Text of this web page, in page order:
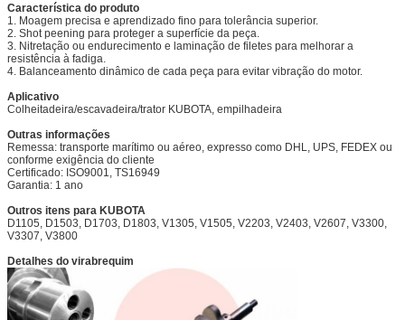
Característica do produto
1. Moagem precisa e aprendizado fino para tolerância superior.
2. Shot peening para proteger a superfície da peça.
3. Nitretação ou endurecimento e laminação de filetes para melhorar a
resistência à fadiga.
4. Balanceamento dinâmico de cada peça para evitar vibração do motor.
Aplicativo
Colheitadeira/escavadeira/trator KUBOTA, empilhadeira
Outras informações
Remessa: transporte marítimo ou aéreo, expresso como DHL, UPS, FEDEX ou
conforme exigência do cliente
Certificado: ISO9001, TS16949
Garantia: 1 ano
Outros itens para KUBOTA
D1105, D1503, D1703, D1803, V1305, V1505, V2203, V2403, V2607, V3300,
V3307, V3800
Detalhes do virabrequim